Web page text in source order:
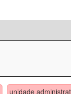
unidade